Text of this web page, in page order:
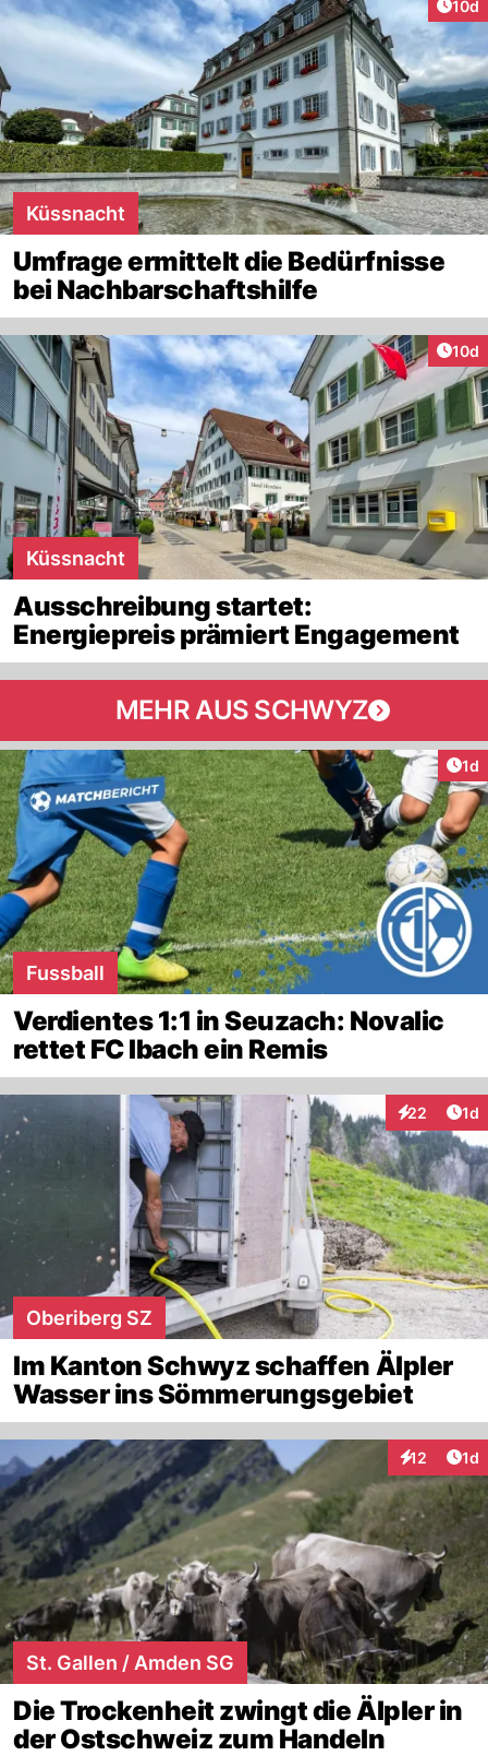
10d
Küssnacht
Umfrage ermittelt die Bedürfnisse
bei Nachbarschaftshilfe
10d
Küssnacht
Ausschreibung startet:
Energiepreis prämiert Engagement
MEHR AUS SCHWYZ
1d
Fussball
Verdientes 1:1 in Seuzach: Novalic
rettet FC Ibach ein Remis
22
Interaktionen
1d
Oberiberg SZ
Im Kanton Schwyz schaffen Älpler
Wasser ins Sömmerungsgebiet
12 1d
St. Gallen / Amden SG
Die Trockenheit zwingt die Älpler in
der Ostschweiz zum Handeln